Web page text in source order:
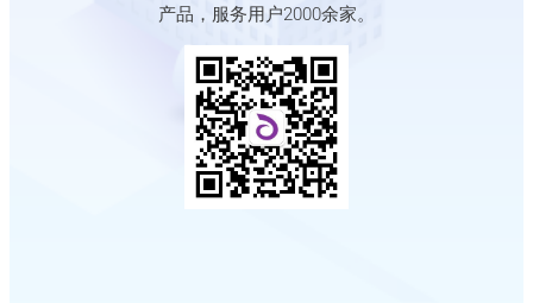
产品，服务用户2000余家。